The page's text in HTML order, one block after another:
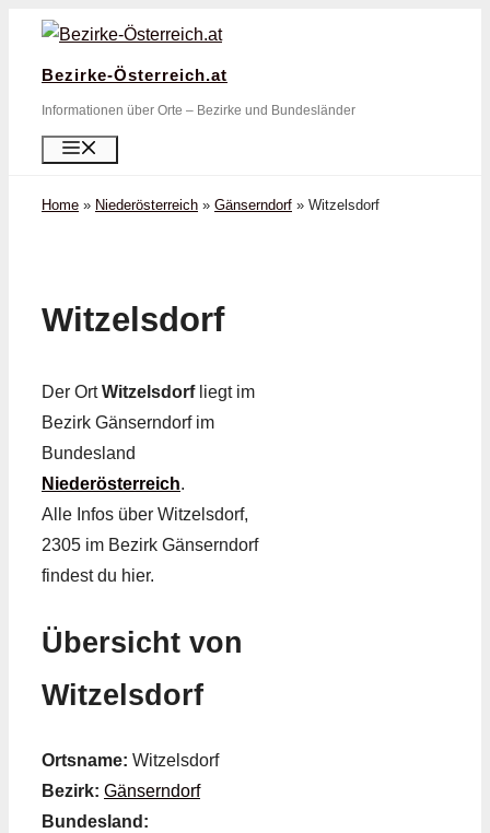
Zum
springen
Bezirke-Österreich.at
Informationen über Orte – Bezirke und Bundesländer
Home » Niederösterreich » Gänserndorf » Witzelsdorf
Witzelsdorf
Der OrtWitzelsdorfliegt im
Bezirk Gänserndorf im
Bundesland
Niederösterreich.
Alle Infos über Witzelsdorf,
2305 im Bezirk Gänserndorf
findest du hier.
Übersicht von
Witzelsdorf
Ortsname: Witzelsdorf
Bezirk: Gänserndorf
Bundesland: